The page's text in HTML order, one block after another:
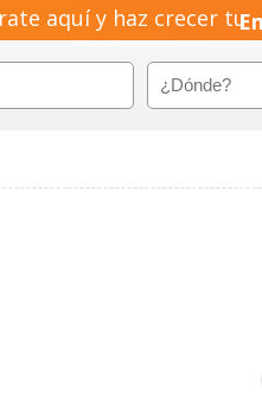
aquí y haz crecer tu